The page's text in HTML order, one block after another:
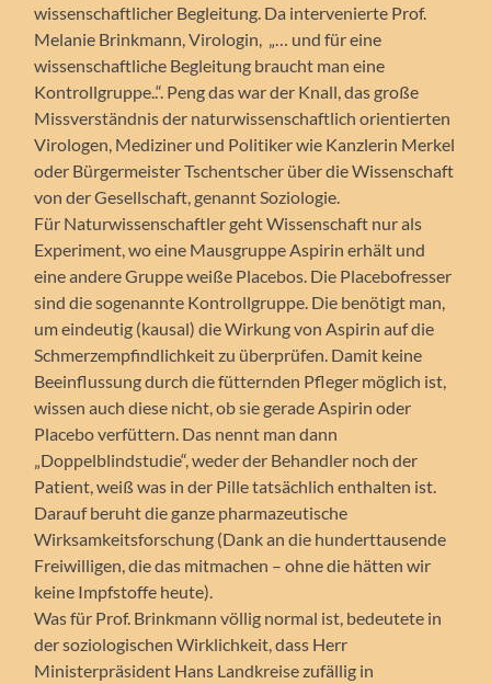
wissenschaftlicher Begleitung. Da intervenierte Prof.
Melanie Brinkmann, Virologin, „… und für eine
wissenschaftliche Begleitung braucht man eine
Kontrollgruppe..“. Peng das war der Knall, das große
Missverständnis der naturwissenschaftlich orientierten
Virologen, Mediziner und Politiker wie Kanzlerin Merkel
oder Bürgermeister Tschentscher über die Wissenschaft
von der Gesellschaft, genannt Soziologie.
Für Naturwissenschaftler geht Wissenschaft nur als
Experiment, wo eine Mausgruppe Aspirin erhält und
eine andere Gruppe weiße Placebos. Die Placebofresser
sind die sogenannte Kontrollgruppe. Die benötigt man,
um eindeutig (kausal) die Wirkung von Aspirin auf die
Schmerzempfindlichkeit zu überprüfen. Damit keine
Beeinflussung durch die fütternden Pfleger möglich ist,
wissen auch diese nicht, ob sie gerade Aspirin oder
Placebo verfüttern. Das nennt man dann
„Doppelblindstudie“, weder der Behandler noch der
Patient, weiß was in der Pille tatsächlich enthalten ist.
Darauf beruht die ganze pharmazeutische
Wirksamkeitsforschung (Dank an die hunderttausende
Freiwilligen, die das mitmachen – ohne die hätten wir
keine Impfstoffe heute).
Was für Prof. Brinkmann völlig normal ist, bedeutete in
der soziologischen Wirklichkeit, dass Herr
Ministerpräsident Hans Landkreise zufällig in